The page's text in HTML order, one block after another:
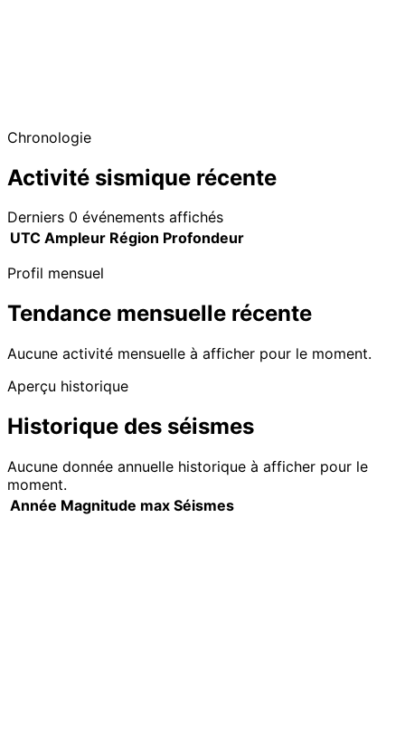
Chronologie
Activité sismique récente
Derniers 0 événements affichés
UTC Ampleur Région Profondeur
Profil mensuel
Tendance mensuelle récente
Aucune activité mensuelle à afficher pour le moment.
Aperçu historique
Historique des séismes
Aucune donnée annuelle historique à afficher pour le
moment.
Année Magnitude max Séismes